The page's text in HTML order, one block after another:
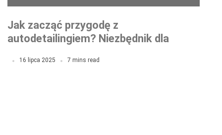
Jak zacząć przygodę z
autodetailingiem? Niezbędnik dla
16 lipca 2025 7 mins read